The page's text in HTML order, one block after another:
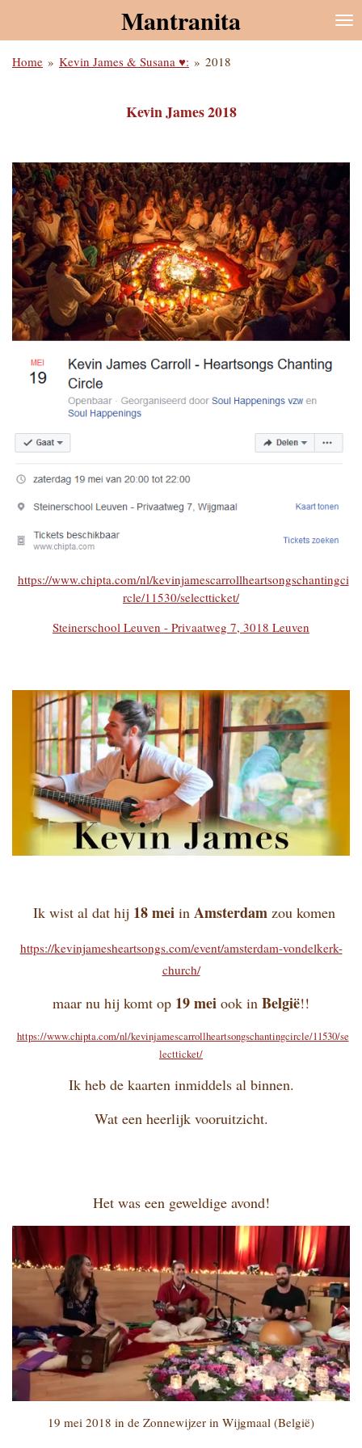
de
Mantranita
Home » Kevin James & Susana ♥: » 2018
Kevin James 2018
https://www.chipta.com/nl/kevinjamescarrollheartsongschantingci
rcle/11530/selectticket/
Steinerschool Leuven - Privaatweg 7, 3018 Leuven
Ik wist al dat hij 18 mei in Amsterdam zou komen
https://kevinjamesheartsongs.com/event/amsterdam-vondelkerk-
church/
maar nu hij komt op 19 mei ook in België!!
https://www.chipta.com/nl/kevinjamescarrollheartsongschantingcircle/11530/se
lectticket/
Ik heb de kaarten inmiddels al binnen.
Wat een heerlijk vooruitzicht.
Het was een geweldige avond!
19 mei 2018 in de Zonnewijzer in Wijgmaal (België)